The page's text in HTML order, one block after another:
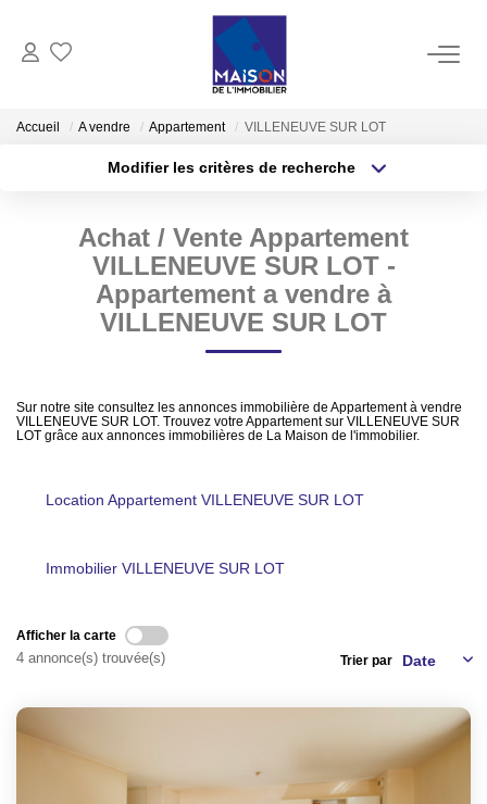
LOCATION
GESTION
ESTIMATION
Estimer Vendre
Biens Vendus
NOS AGENCES
CONTACT
EXTRANET PROPRIÉTAIRE
Accueil A vendre Appartement VILLENEUVE SUR LOT
Modifier les critères de recherche
Sélectionnez...
Type de bien
Surface min
Budget max Plus de critères
Achat / Vente Appartement
VILLENEUVE SUR LOT -
Appartement a vendre à
VILLENEUVE SUR LOT
Sur notre site consultez les annonces immobilière de Appartement à vendre
VILLENEUVE SUR LOT. Trouvez votre Appartement sur VILLENEUVE SUR
LOT grâce aux annonces immobilières de La Maison de l'immobilier.
Location Appartement VILLENEUVE SUR LOT
Immobilier VILLENEUVE SUR LOT
Afficher la carte
4 annonce(s) trouvée(s) Trier par